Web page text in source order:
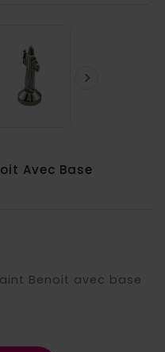

Avec Base
Benoit avec base